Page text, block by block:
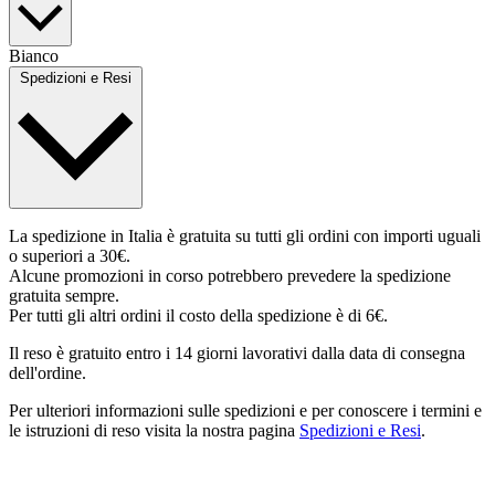
Bianco
Spedizioni e Resi
La spedizione in Italia è gratuita su tutti gli ordini con importi uguali
o superiori a 30€.
Alcune promozioni in corso potrebbero prevedere la spedizione
gratuita sempre.
Per tutti gli altri ordini il costo della spedizione è di 6€.
Il reso è gratuito entro i 14 giorni lavorativi dalla data di consegna
dell'ordine.
Per ulteriori informazioni sulle spedizioni e per conoscere i termini e
le istruzioni di reso visita la nostra pagina Spedizioni e Resi.